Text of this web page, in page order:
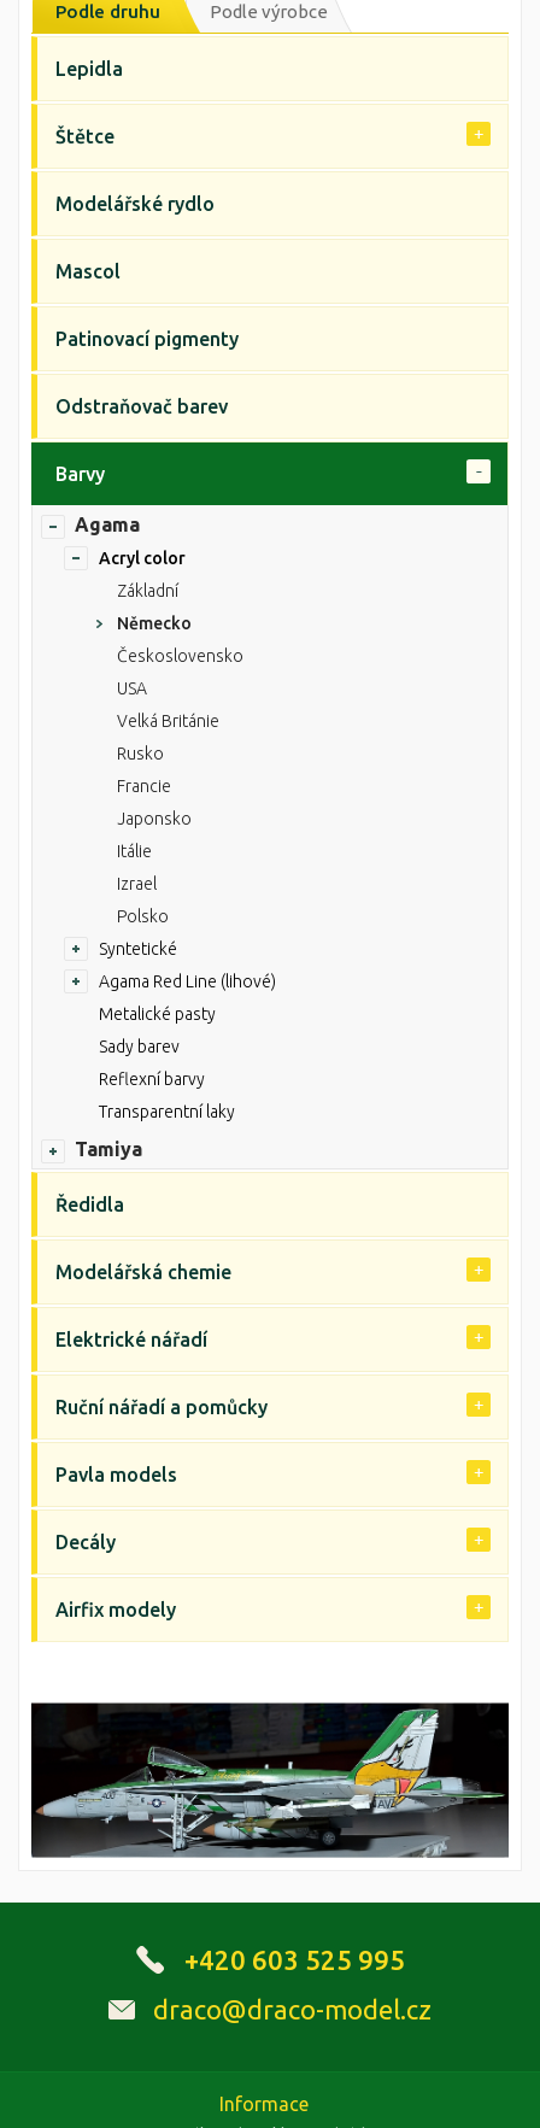
Podle druhu Podle výrobce
Lepidla
Štětce
Modelářské rydlo
Mascol
Patinovací pigmenty
Odstraňovač barev
Barvy
Agama
Acryl color
Základní
Německo
Československo
USA
Velká Británie
Rusko
Francie
Japonsko
Itálie
Izrael
Polsko
Syntetické
Agama Red Line (lihové)
Metalické pasty
Sady barev
Reflexní barvy
Transparentní laky
Tamiya
Ředidla
Modelářská chemie
Elektrické nářadí
Ruční nářadí a pomůcky
Pavla models
Decály
Airfix modely
+420 603 525 995
draco@draco-model.cz
Informace